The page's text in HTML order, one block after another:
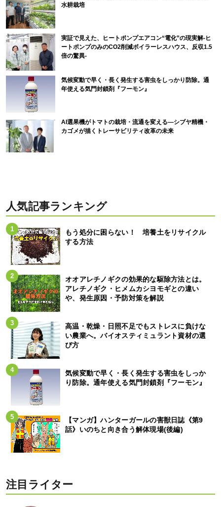
水耕栽培
実証で見えた、ヒートポンプエアコン“電化”の現実解-ヒ
ートポンプのみのCO2削減ボイラーレスハウス、反収1.5
倍の驚異-
気候変動で早く・長く発生する害虫をしっかり防除。通
年使える気門封鎖剤『フーモン』
AI選果機がトマトの栽培・流通を変える―シブヤ精機・
カゴメが描くトレーサビリティ改革の未来
人気記事ランキング
もう処分に困らない！ 培養土をリサイクル
する方法
オオアレチノギクの効果的な駆除方法とは。
アレチノギク・ヒメムカシヨモギとの違い
や、発生原因・予防対策を解説
高温・乾燥・日照不足でもストレスに負けな
い農業へ。バイオスティミュラント資材の選
び方
気候変動で早く・長く発生する害虫をしっか
り防除。通年使える気門封鎖剤『フーモン』
【マンガ】ハンターガールの害獣日誌《第9
話》いのちと向き合う解体現場(後編)
注目ライター